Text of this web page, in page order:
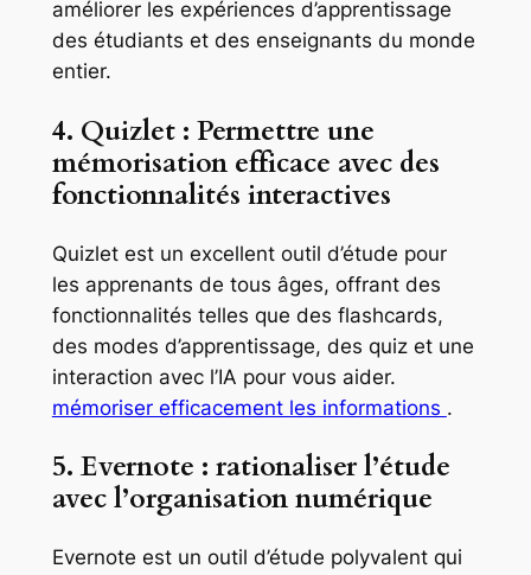
améliorer les expériences d’apprentissage
des étudiants et des enseignants du monde
entier.
4. Quizlet : Permettre une
mémorisation efficace avec des
fonctionnalités interactives
Quizlet est un excellent outil d’étude pour
les apprenants de tous âges, offrant des
fonctionnalités telles que des flashcards,
des modes d’apprentissage, des quiz et une
interaction avec l’IA pour vous aider.
mémoriser efficacement les informations .
5. Evernote : rationaliser l’étude
avec l’organisation numérique
Evernote est un outil d’étude polyvalent qui